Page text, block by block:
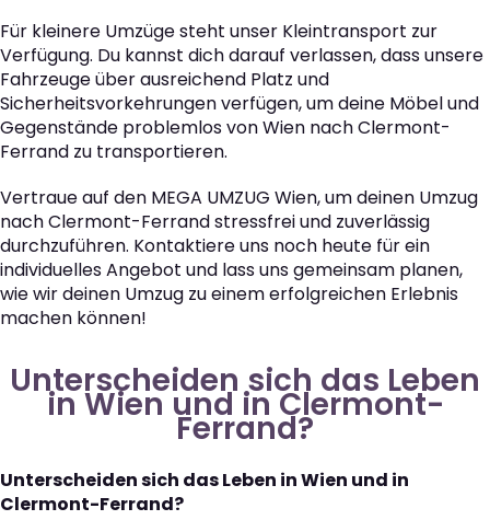
Für kleinere Umzüge steht unser Kleintransport zur
Verfügung. Du kannst dich darauf verlassen, dass unsere
Fahrzeuge über ausreichend Platz und
Sicherheitsvorkehrungen verfügen, um deine Möbel und
Gegenstände problemlos von Wien nach Clermont-
Ferrand zu transportieren.
Vertraue auf den MEGA UMZUG Wien, um deinen Umzug
nach Clermont-Ferrand stressfrei und zuverlässig
durchzuführen. Kontaktiere uns noch heute für ein
individuelles Angebot und lass uns gemeinsam planen,
wie wir deinen Umzug zu einem erfolgreichen Erlebnis
machen können!
Unterscheiden sich das Leben
in Wien und in Clermont-
Ferrand?
Unterscheiden sich das Leben in Wien und in
Clermont-Ferrand?